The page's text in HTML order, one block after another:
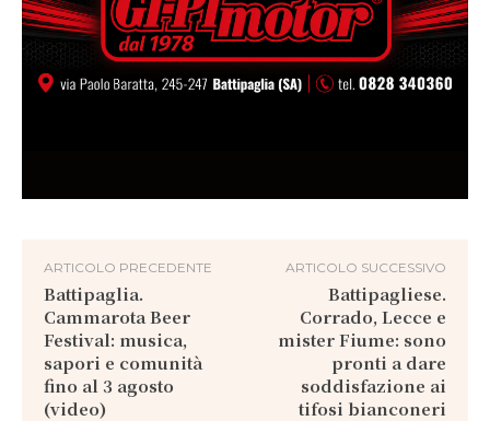
ARTICOLO PRECEDENTE
Battipaglia.
Cammarota Beer
Festival: musica,
sapori e comunità
fino al 3 agosto
(video)
ARTICOLO SUCCESSIVO
Battipagliese.
Corrado, Lecce e
mister Fiume: sono
pronti a dare
soddisfazione ai
tifosi bianconeri